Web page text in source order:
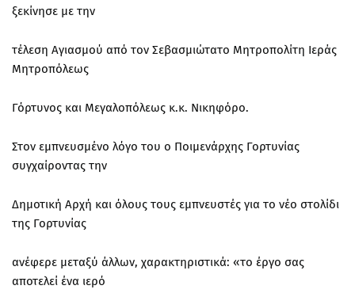
ξεκίνησε με την
τέλεση Αγιασμού από τον Σεβασμιώτατο Μητροπολίτη Ιεράς
Μητροπόλεως
Γόρτυνος και Μεγαλοπόλεως κ.κ. Νικηφόρο.
Στον εμπνευσμένο λόγο του ο Ποιμενάρχης Γορτυνίας
συγχαίροντας την
Δημοτική Αρχή και όλους τους εμπνευστές για το νέο στολίδι
της Γορτυνίας
ανέφερε μεταξύ άλλων, χαρακτηριστικά: «το έργο σας
αποτελεί ένα ιερό